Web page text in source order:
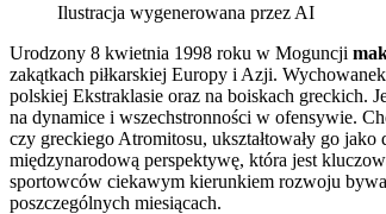
Ilustracja wygenerowana przez AI
Urodzony 8 kwietnia 1998 roku w Moguncji
zakątkach piłkarskiej Europy i Azji.
polskiej Ekstraklasie oraz na boiskach greckich.
na dynamice i wszechstronności w ofensywie.
czy greckiego Atromitosu, ukształtowały go
międzynarodową perspektywę, która jest
sportowców ciekawym kierunkiem rozwoju
poszczególnych miesiącach.